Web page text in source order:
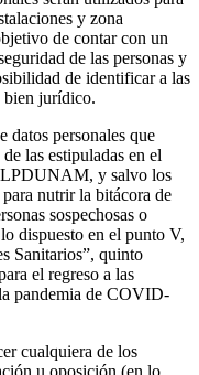
y zona
de contar con un
de las personas y
de identificar a las
bien jurídico.
datos personales que
las estipuladas en el
LPDUNAM, y salvo los
para nutrir la bitácora de
sospechosas o
dispuesto en el punto V,
Sanitarios”, quinto
el regreso a las
pandemia de COVID-
cualquiera de los